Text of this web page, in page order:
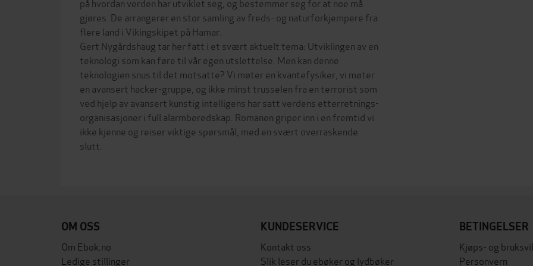
gjøres. De arrangerer en stor samling av freds- og naturforkjempere fra
flere land i Vikingskipet på Hamar.
Gert Nygårdshaug tar her fatt i et svært aktuelt tema: Utviklingen av en
teknologi som kan føre til vår egen utslettelse. Men kan denne
teknologien snus til det motsatte? Vi møter en kvantefysiker, vi møter
en avansert hacker-gruppe, og ikke minst trusselen fra en terrorist som
ved hjelp av avansert kunstig intelligens har satt verdens etterretnings-
organisasjoner i full alarmberedskap. Romanen griper inn i en fremtid vi
ikke kjenne og reiser viktige spørsmål, med en svært overraskende
slutt.
OM OSS
Om Ebok.no
Ledige stillinger
KUNDESERVICE
Kontakt oss
Slik leser du ebøker og lydbøker
BETINGELSER
Kjøps- og
Personvern